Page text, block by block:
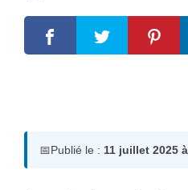
📅Publié le : 11 juillet 2025